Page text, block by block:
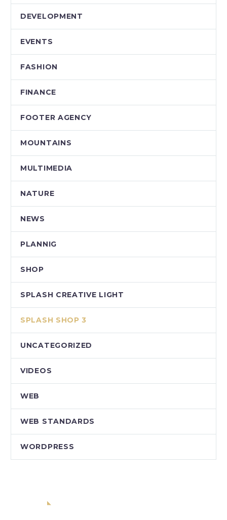
DEVELOPMENT
EVENTS
FASHION
FINANCE
FOOTER AGENCY
MOUNTAINS
MULTIMEDIA
NATURE
NEWS
PLANNIG
SHOP
SPLASH CREATIVE LIGHT
SPLASH SHOP 3
UNCATEGORIZED
VIDEOS
WEB
WEB STANDARDS
WORDPRESS